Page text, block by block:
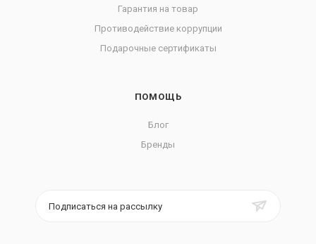
Гарантия на товар
Противодействие коррупции
Подарочные сертификаты
ПОМОЩЬ
Блог
Бренды
Подписаться на рассылку